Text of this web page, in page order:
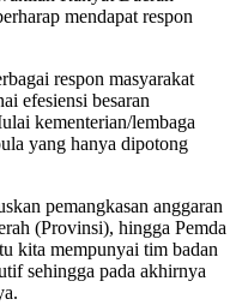
mendapat respon
respon masyarakat
efesiensi besaran
kementerian/lembaga
yang hanya dipotong
pemangkasan anggaran
(Provinsi), hingga Pemda
kita mempunyai tim badan
sehingga pada akhirnya